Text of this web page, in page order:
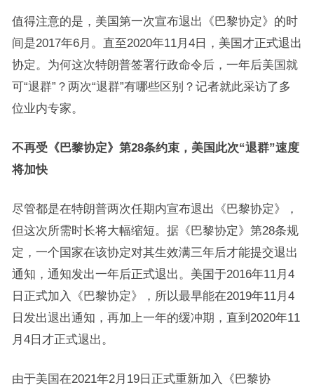
值得注意的是，美国第一次宣布退出《巴黎协定》的时
间是2017年6月。直至2020年11月4日，美国才正式退出
协定。为何这次特朗普签署行政命令后，一年后美国就
可“退群”？两次“退群”有哪些区别？记者就此采访了多
位业内专家。
不再受《巴黎协定》第28条约束，美国此次“退群”速度
将加快
尽管都是在特朗普两次任期内宣布退出《巴黎协定》，
但这次所需时长将大幅缩短。据《巴黎协定》第28条规
定，一个国家在该协定对其生效满三年后才能提交退出
通知，通知发出一年后正式退出。美国于2016年11月4
日正式加入《巴黎协定》，所以最早能在2019年11月4
日发出退出通知，再加上一年的缓冲期，直到2020年11
月4日才正式退出。
由于美国在2021年2月19日正式重新加入《巴黎协